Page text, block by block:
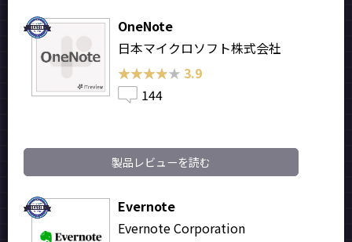
OneNote
日本マイクロソフト株式会社
★★★★★
★★★★★ 3.9
144
製品レビューを読む
Evernote
Evernote Corporation